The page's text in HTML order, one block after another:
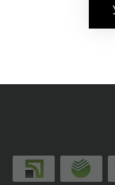
плоская
магазина. Там же